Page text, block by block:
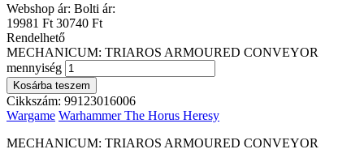
Webshop ár: Bolti ár:
19981 Ft 30740 Ft
Rendelhető
MECHANICUM: TRIAROS ARMOURED CONVEYOR
mennyiség
Kosárba teszem
Cikkszám: 99123016006
Wargame Warhammer The Horus Heresy
MECHANICUM: TRIAROS ARMOURED CONVEYOR